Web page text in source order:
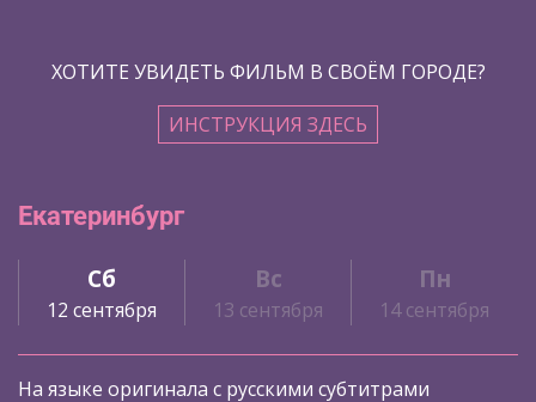
ХОТИТЕ УВИДЕТЬ ФИЛЬМ В СВОЁМ ГОРОДЕ?
ИНСТРУКЦИЯ ЗДЕСЬ
Екатеринбург
Сб
12 сентября
Вс
13 сентября
Пн
14 сентября
На языке оригинала с русскими субтитрами